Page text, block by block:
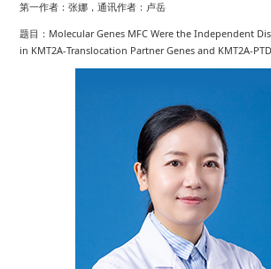
第一作者：张娜，通讯作者：卢岳
题目：Molecular Genes MFC Were the Independent
in KMT2A-Translocation Partner Genes and KMT2A-